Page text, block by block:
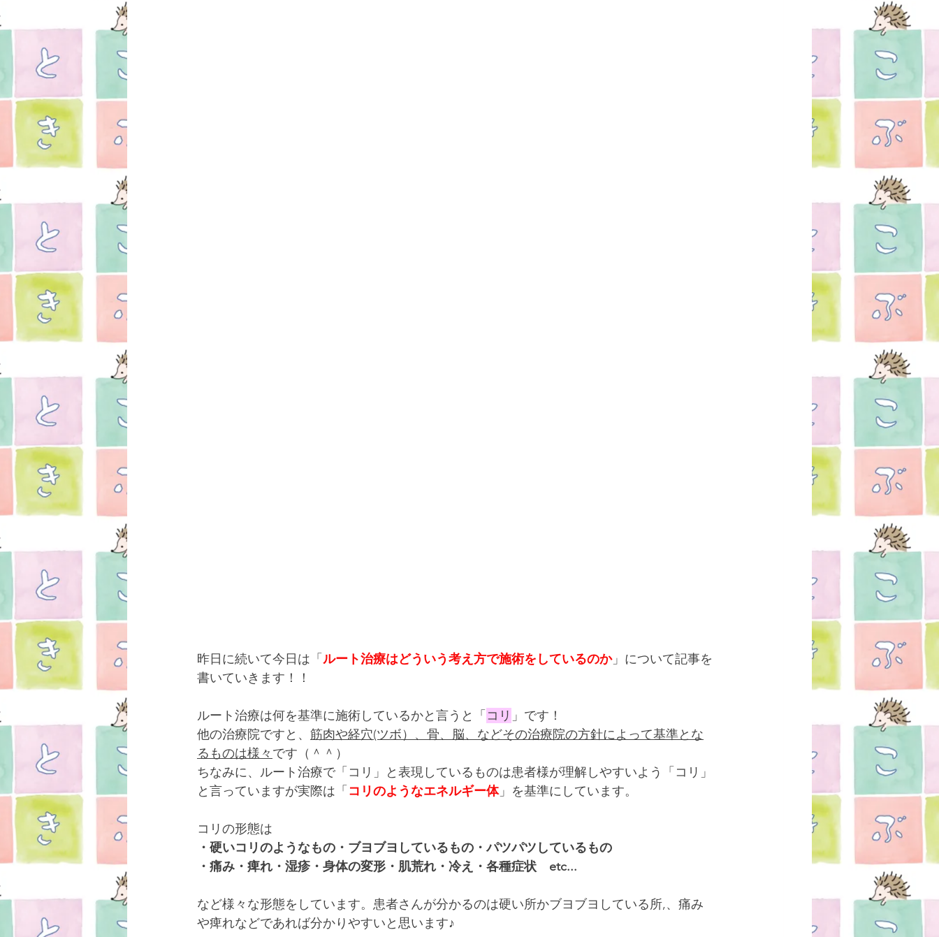
昨日に続いて今日は「ルート治療はどういう考え方で施術をしているのか」について記事を
書いていきます！！
ルート治療は何を基準に施術しているかと言うと「コリ 」です！
他の治療院ですと、 筋肉や経穴(ツボ）、骨、脳、などその治療院の方針によって基準とな
るものは様々 です（＾＾）
ちなみに、ルート治療で「コリ」と表現しているものは患者様が理解しやすいよう「コリ」
と言っていますが実際は「コリのようなエネルギー体」を基準にしています。
コリの形態は
・硬いコリのようなもの・ブヨブヨしているもの・パツパツしているもの
・痛み・痺れ・湿疹・身体の変形・肌荒れ・冷え・各種症状　etc...
など様々な形態をしています。患者さんが分かるのは硬い所かブヨブヨしている所,、痛み
や痺れなどであれば分かりやすいと思います♪